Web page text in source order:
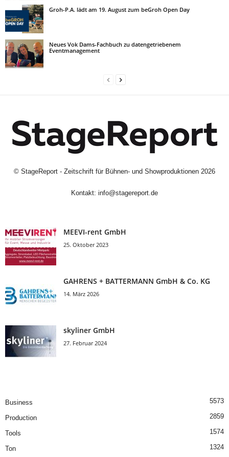
Groh-P.A. lädt am 19. August zum beGroh Open Day
Neues Vok Dams-Fachbuch zu datengetriebenem
Eventmanagement
© StageReport - Zeitschrift für Bühnen- und Showproduktionen 2026
Kontakt: info@stagereport.de
MEEVI-rent GmbH
25. Oktober 2023
GAHRENS + BATTERMANN GmbH & Co. KG
14. März 2026
skyliner GmbH
27. Februar 2024
Business 5573
Production 2859
Tools 1574
Ton 1324